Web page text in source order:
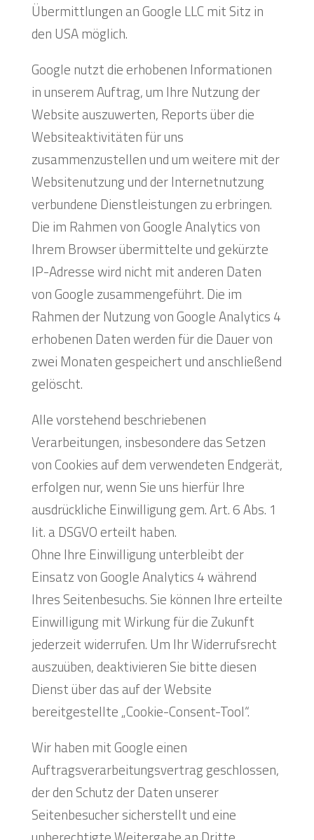
Übermittlungen an Google LLC mit Sitz in
den USA möglich.
Google nutzt die erhobenen Informationen
in unserem Auftrag, um Ihre Nutzung der
Website auszuwerten, Reports über die
Websiteaktivitäten für uns
zusammenzustellen und um weitere mit der
Websitenutzung und der Internetnutzung
verbundene Dienstleistungen zu erbringen.
Die im Rahmen von Google Analytics von
Ihrem Browser übermittelte und gekürzte
IP-Adresse wird nicht mit anderen Daten
von Google zusammengeführt. Die im
Rahmen der Nutzung von Google Analytics 4
erhobenen Daten werden für die Dauer von
zwei Monaten gespeichert und anschließend
gelöscht.
Alle vorstehend beschriebenen
Verarbeitungen, insbesondere das Setzen
von Cookies auf dem verwendeten Endgerät,
erfolgen nur, wenn Sie uns hierfür Ihre
ausdrückliche Einwilligung gem. Art. 6 Abs. 1
lit. a DSGVO erteilt haben.
Ohne Ihre Einwilligung unterbleibt der
Einsatz von Google Analytics 4 während
Ihres Seitenbesuchs. Sie können Ihre erteilte
Einwilligung mit Wirkung für die Zukunft
jederzeit widerrufen. Um Ihr Widerrufsrecht
auszuüben, deaktivieren Sie bitte diesen
Dienst über das auf der Website
bereitgestellte „Cookie-Consent-Tool“.
Wir haben mit Google einen
Auftragsverarbeitungsvertrag geschlossen,
der den Schutz der Daten unserer
Seitenbesucher sicherstellt und eine